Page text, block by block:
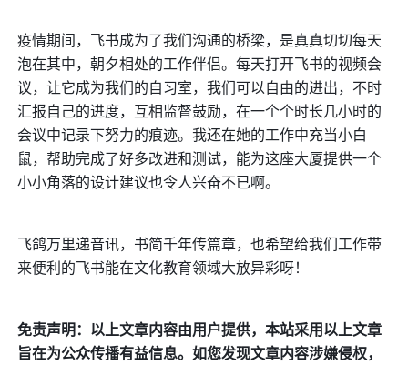
疫情期间，飞书成为了我们沟通的桥梁，是真真切切每天
泡在其中，朝夕相处的工作伴侣。每天打开飞书的视频会
议，让它成为我们的自习室，我们可以自由的进出，不时
汇报自己的进度，互相监督鼓励，在一个个时长几小时的
会议中记录下努力的痕迹。我还在她的工作中充当小白
鼠，帮助完成了好多改进和测试，能为这座大厦提供一个
小小角落的设计建议也令人兴奋不已啊。
飞鸽万里递音讯，书简千年传篇章，也希望给我们工作带
来便利的飞书能在文化教育领域大放异彩呀！
免责声明：以上文章内容由用户提供，本站采用以上文章
旨在为公众传播有益信息。如您发现文章内容涉嫌侵权，